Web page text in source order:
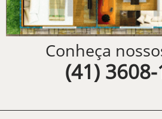
Conheça
(41)